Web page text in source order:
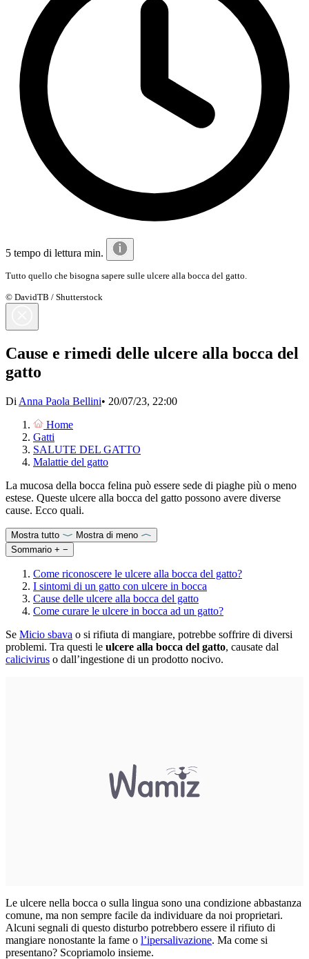
5 tempo di lettura min.
Tutto quello che bisogna sapere sulle ulcere alla bocca del gatto.
© DavidTB / Shutterstock
Cause e rimedi delle ulcere alla bocca del
gatto
Di Anna Paola Bellini• 20/07/23, 22:00
Home
Gatti
SALUTE DEL GATTO
Malattie del gatto
La mucosa della bocca felina può essere sede di piaghe più o meno
estese. Queste ulcere alla bocca del gatto possono avere diverse
cause. Ecco quali.
Mostra tutto
Mostra di meno
Sommario + −
Come riconoscere le ulcere alla bocca del gatto?
I sintomi di un gatto con ulcere in bocca
Cause delle ulcere alla bocca del gatto
Come curare le ulcere in bocca ad un gatto?
Se Micio sbava o si rifiuta di mangiare, potrebbe soffrire di diversi
problemi. Tra questi le ulcere alla bocca del gatto, causate dal
calicivirus o dall’ingestione di un prodotto nocivo.
Le ulcere nella bocca o sulla lingua sono una condizione abbastanza
comune, ma non sempre facile da individuare da noi proprietari.
Alcuni segnali di questo disturbo potrebbero essere il rifiuto di
mangiare nonostante la fame o l’ipersalivazione. Ma come si
presentano? Scopriamolo insieme.